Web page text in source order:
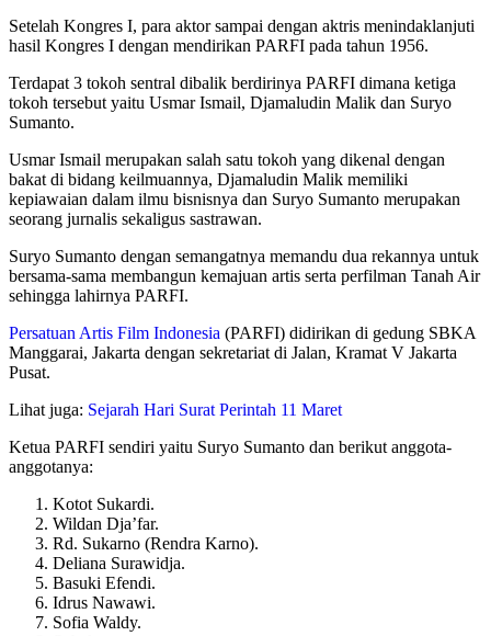
Setelah Kongres I, para aktor sampai dengan aktris menindaklanjuti
hasil Kongres I dengan mendirikan PARFI pada tahun 1956.
Terdapat 3 tokoh sentral dibalik berdirinya PARFI dimana ketiga
tokoh tersebut yaitu Usmar Ismail, Djamaludin Malik dan Suryo
Sumanto.
Usmar Ismail merupakan salah satu tokoh yang dikenal dengan
bakat di bidang keilmuannya, Djamaludin Malik memiliki
kepiawaian dalam ilmu bisnisnya dan Suryo Sumanto merupakan
seorang jurnalis sekaligus sastrawan.
Suryo Sumanto dengan semangatnya memandu dua rekannya untuk
bersama-sama membangun kemajuan artis serta perfilman Tanah Air
sehingga lahirnya PARFI.
Persatuan Artis Film Indonesia (PARFI) didirikan di gedung SBKA
Manggarai, Jakarta dengan sekretariat di Jalan, Kramat V Jakarta
Pusat.
Lihat juga: Sejarah Hari Surat Perintah 11 Maret
Ketua PARFI sendiri yaitu Suryo Sumanto dan berikut anggota-
anggotanya:
Kotot Sukardi.
Wildan Dja’far.
Rd. Sukarno (Rendra Karno).
Deliana Surawidja.
Basuki Efendi.
Idrus Nawawi.
Sofia Waldy.